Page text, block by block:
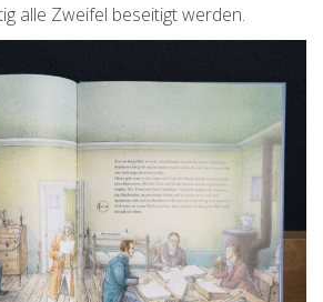
alle Zweifel beseitigt werden.